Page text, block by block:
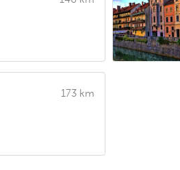
173 km